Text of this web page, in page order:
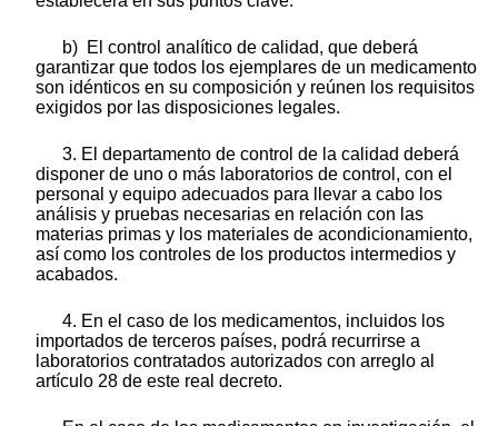
b) El control analítico de calidad, que deberá
garantizar que todos los ejemplares de un medicamento
son idénticos en su composición y reúnen los requisitos
exigidos por las disposiciones legales.
3. El departamento de control de la calidad deberá
disponer de uno o más laboratorios de control, con el
personal y equipo adecuados para llevar a cabo los
análisis y pruebas necesarias en relación con las
materias primas y los materiales de acondicionamiento,
así como los controles de los productos intermedios y
acabados.
4. En el caso de los medicamentos, incluidos los
importados de terceros países, podrá recurrirse a
laboratorios contratados autorizados con arreglo al
artículo 28 de este real decreto.